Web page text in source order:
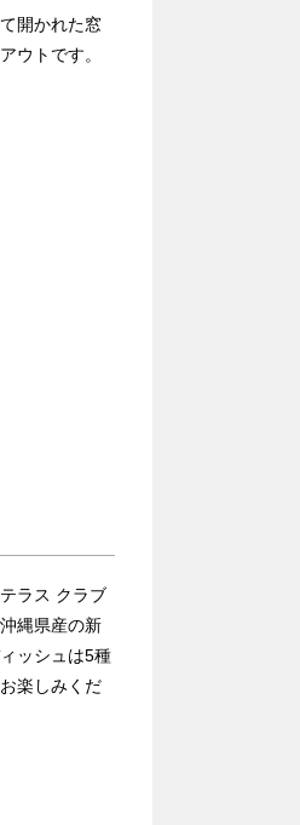
開かれた窓
ウトです。
ラス クラブ
縄県産の新
ッシュは5種
楽しみくだ